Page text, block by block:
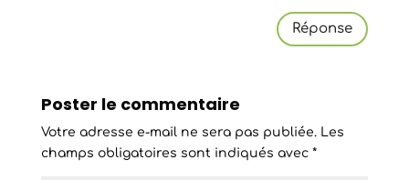
Réponse
Poster le commentaire
Votre adresse e-mail ne sera pas publiée. Les
champs obligatoires sont indiqués avec *